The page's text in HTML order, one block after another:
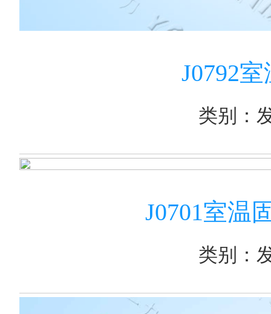
J0792
类别：
J0701室温
类别：